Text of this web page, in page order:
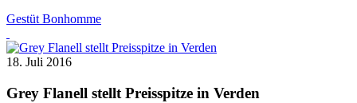
Gestüt Bonhomme
18. Juli 2016
Grey Flanell stellt Preisspitze in Verden